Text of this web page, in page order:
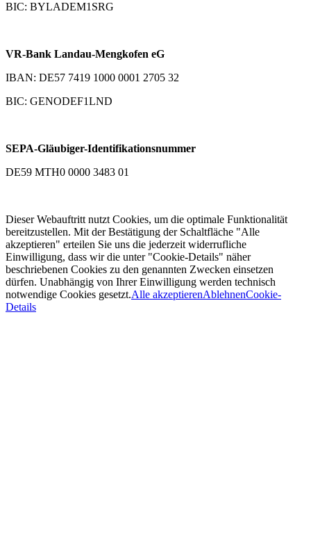
BIC: BYLADEM1SRG
VR-Bank Landau-Mengkofen eG
IBAN: DE57 7419 1000 0001 2705 32
BIC: GENODEF1LND
SEPA-Gläubiger-Identifikationsnummer
DE59 MTH0 0000 3483 01
Dieser Webauftritt nutzt Cookies, um die optimale Funktionalität
bereitzustellen. Mit der Bestätigung der Schaltfläche "Alle
akzeptieren" erteilen Sie uns die jederzeit widerrufliche
Einwilligung, dass wir die unter "Cookie-Details" näher
beschriebenen Cookies zu den genannten Zwecken einsetzen
dürfen. Unabhängig von Ihrer Einwilligung werden technisch
notwendige Cookies gesetzt.Alle akzeptierenAblehnenCookie-
Details